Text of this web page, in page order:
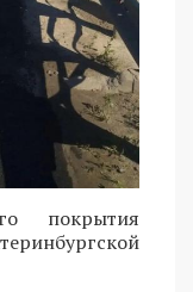
покрытия